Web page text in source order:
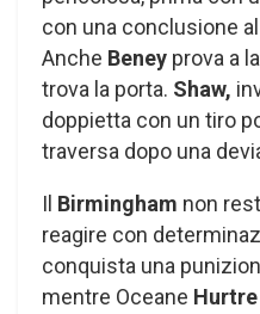
con una conclusione
Anche Beney prova a
trova la porta. Shaw,
doppietta con un tiro
traversa dopo una
Il Birmingham non
reagire con
conquista una
mentre Oceane Hurtre